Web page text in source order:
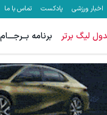
اخبار ورزشی پادکست تماس با ما
لیگ برتر برنامه بــرجـــام